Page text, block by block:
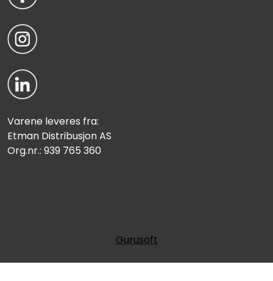
Varene leveres fra:
Etman Distribusjon AS
Org.nr.: 939 765 360
Gurusoft